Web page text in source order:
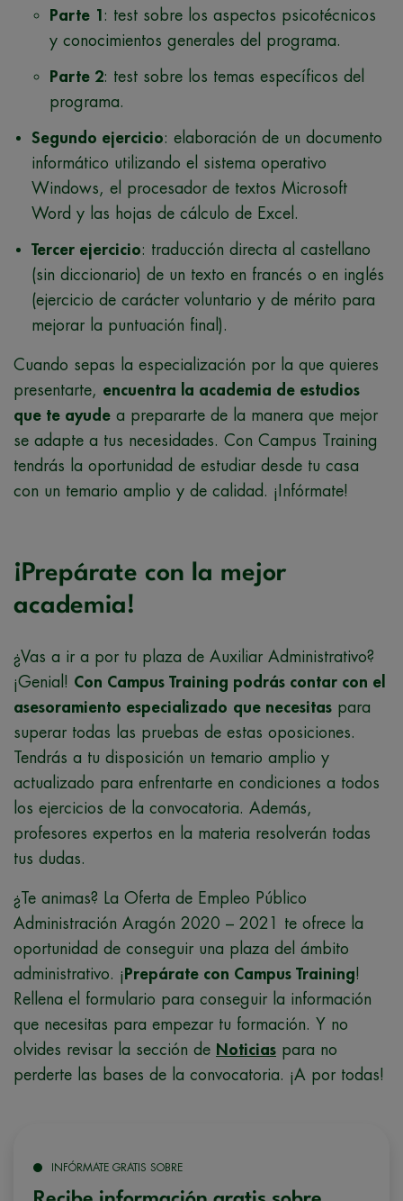
Parte 1 : test sobre los aspectos psicotécnicos
y conocimientos generales del programa.
Parte 2: test sobre los temas específicos del
programa.
Segundo ejercicio: elaboración de un documento
informático utilizando el sistema operativo
Windows, el procesador de textos Microsoft
Word y las hojas de cálculo de Excel.
Tercer ejercicio: traducción directa al castellano
(sin diccionario) de un texto en francés o en inglés
(ejercicio de carácter voluntario y de mérito para
mejorar la puntuación final).
Cuando sepas la especialización por la que quieres
presentarte, encuentra la academia de estudios
que te ayude a prepararte de la manera que mejor
se adapte a tus necesidades. Con Campus Training
tendrás la oportunidad de estudiar desde tu casa
con un temario amplio y de calidad. ¡Infórmate!
¡Prepárate con la mejor
academia!
¿Vas a ir a por tu plaza de Auxiliar Administrativo?
¡Genial! Con Campus Training podrás contar con el
asesoramiento especializado que necesitas para
superar todas las pruebas de estas oposiciones.
Tendrás a tu disposición un temario amplio y
actualizado para enfrentarte en condiciones a todos
los ejercicios de la convocatoria. Además,
profesores expertos en la materia resolverán todas
tus dudas.
¿Te animas? La Oferta de Empleo Público
Administración Aragón 2020 – 2021 te ofrece la
oportunidad de conseguir una plaza del ámbito
administrativo. ¡ Prepárate con Campus Training!
Rellena el formulario para conseguir la información
que necesitas para empezar tu formación. Y no
olvides revisar la sección de Noticias para no
perderte las bases de la convocatoria. ¡A por todas!
INFÓRMATE GRATIS SOBRE